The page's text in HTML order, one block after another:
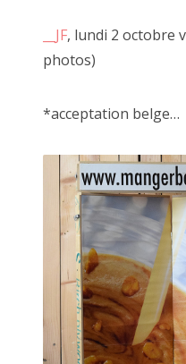
2021
2021
2021
2021
2021
2021
2021
__JF, lundi 2 octobre
photos)
*acceptation belge…
A
et